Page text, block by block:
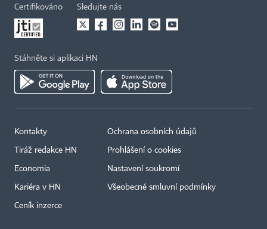
Certifikováno Sledujte nás
Stáhněte si aplikaci HN
Kontakty
Tiráž redakce HN
Economia
Kariéra v HN
Ceník inzerce
Ochrana osobních údajů
Prohlášení o cookies
Nastavení soukromí
Všeobecné smluvní podmínky